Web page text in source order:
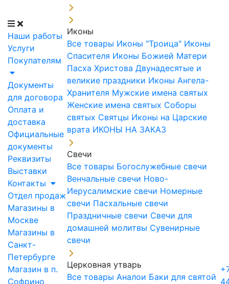
Наши работы
Услуги
Покупателям
Документы
для договора
Оплата и
доставка
Официальные
документы
Реквизиты
Выставки
Контакты
Отдел продаж
Магазины в
Москве
Магазины в
Санкт-
Петербурге
Магазин в п.
Софрино
Иконы
Все товары Иконы "Троица" Иконы
Спасителя Иконы Божией Матери
Пасха Христова Двунадесятые и
великие праздники Иконы Ангела-
Хранителя Мужские имена святых
Женские имена святых Соборы
святых Святцы Иконы на Царские
врата ИКОНЫ НА ЗАКАЗ
Свечи
Все товары Богослужебные свечи
Венчальные свечи Ново-
Иерусалимские свечи Номерные
свечи Пасхальные свечи
Праздничные свечи Свечи для
домашней молитвы Сувенирные
свечи
Церковная утварь
Все товары Аналои Баки для святой